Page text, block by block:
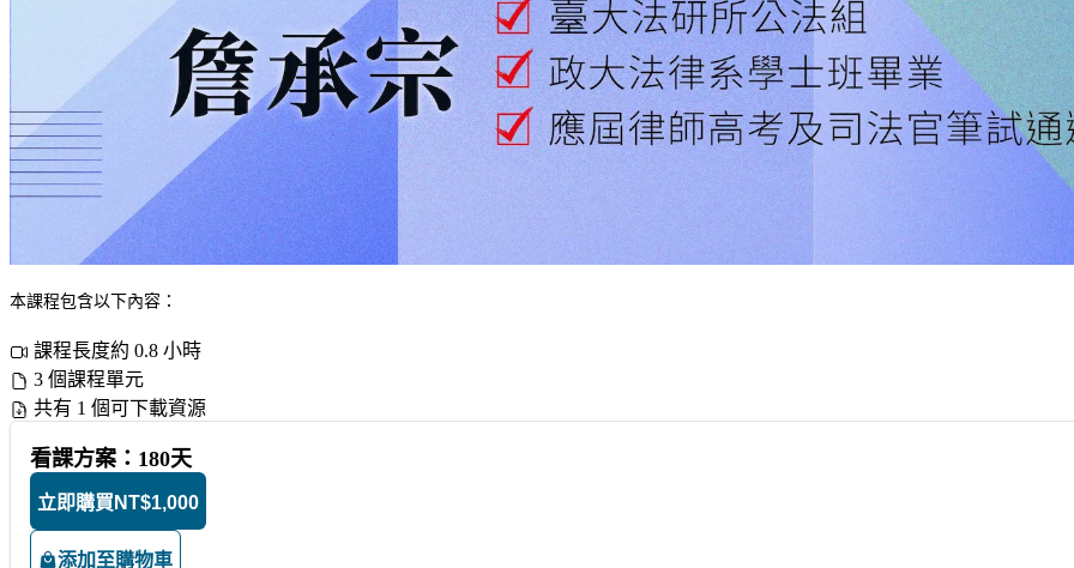
本課程包含以下內容：
課程長度約 0.8 小時
3 個課程單元
共有 1 個可下載資源
看課方案：180天
立即購買 NT$1,000
添加至購物車